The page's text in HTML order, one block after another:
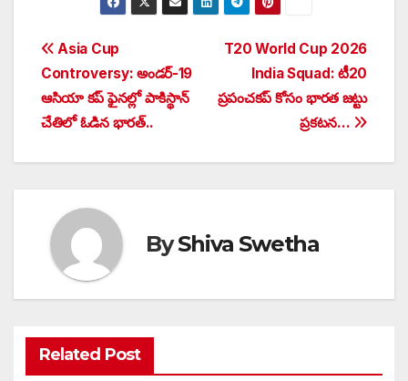
Post
navigation
T20 World Cup 2026
India Squad: టీ20
ప్రపంచకప్ కోసం భార‌త‌ జట్టు
ప్రకటన…
Asia Cup
Controversy: అండర్-19
ఆసియా కప్ ఫైనల్లో పాకిస్థాన్
చేతిలో ఓడిన భారత్..
ByShiva Swetha
Related Post